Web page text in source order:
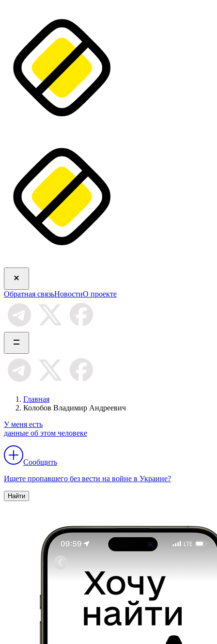
Обратная связьНовостиО проекте
Главная
Колобов Владимир Андреевич
У меня есть
данные об этом человеке
Сообщить
Ищете пропавшего без вести на войне в Украине?
Найти